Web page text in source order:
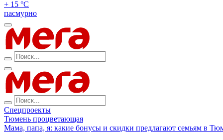
+ 15 °С
пасмурно
Спецпроекты
Тюмень процветающая
Мама, папа, я: какие бонусы и скидки предлагают семьям в